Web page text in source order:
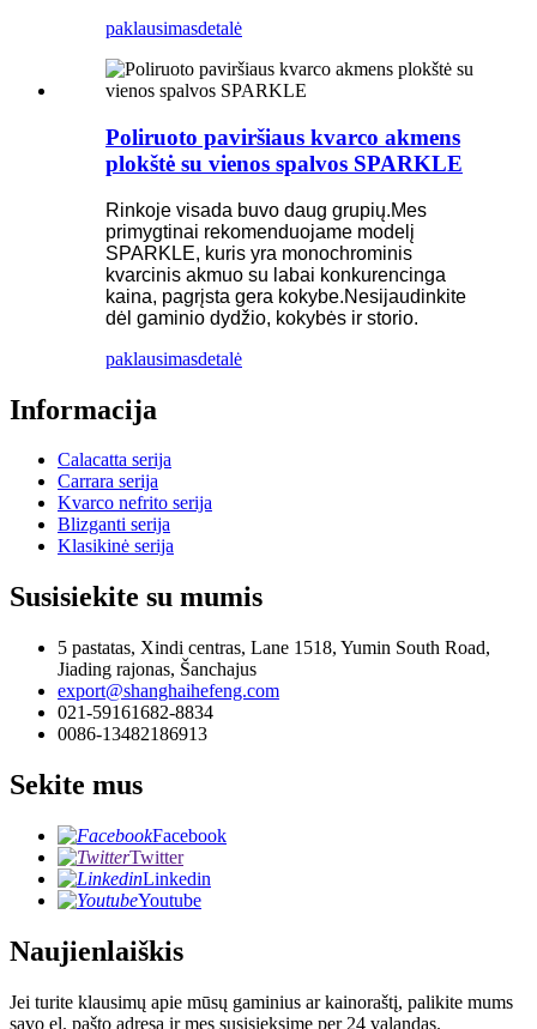
paklausimasdetalė
Poliruoto paviršiaus kvarco akmens
plokštė su vienos spalvos SPARKLE
Rinkoje visada buvo daug grupių.Mes
primygtinai rekomenduojame modelį
SPARKLE, kuris yra monochrominis
kvarcinis akmuo su labai konkurencinga
kaina, pagrįsta gera kokybe.Nesijaudinkite
dėl gaminio dydžio, kokybės ir storio.
paklausimasdetalė
Informacija
Calacatta serija
Carrara serija
Kvarco nefrito serija
Blizganti serija
Klasikinė serija
Susisiekite su mumis
5 pastatas, Xindi centras, Lane 1518, Yumin South Road,
Jiading rajonas, Šanchajus
export@shanghaihefeng.com
021-59161682-8834
0086-13482186913
Sekite mus
Facebook
Twitter
Linkedin
Youtube
Naujienlaiškis
Jei turite klausimų apie mūsų gaminius ar kainoraštį, palikite mums
savo el. pašto adresą ir mes susisieksime per 24 valandas.